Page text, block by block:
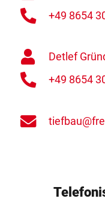
+49 8654
Detlef
+49 8654